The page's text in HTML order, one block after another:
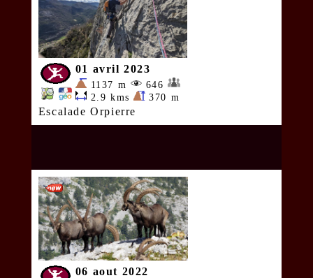
01 avril 2023
1137 m
646
2.9 kms
370 m
Escalade Orpierre
06 aout 2022